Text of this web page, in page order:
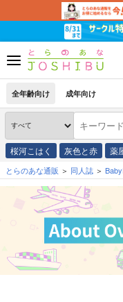
全年齢向け 成年向け
桜河こはく 灰色と赤 薬
とらのあな通販 同人誌